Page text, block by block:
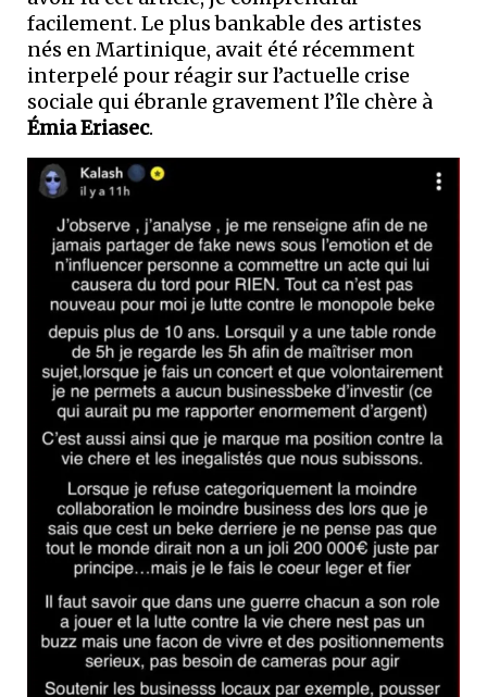
facilement. Le plus bankable des artistes
nés en Martinique, avait été récemment
interpelé pour réagir sur l’actuelle crise
sociale qui ébranle gravement l’île chère à
Émia Eriasec.